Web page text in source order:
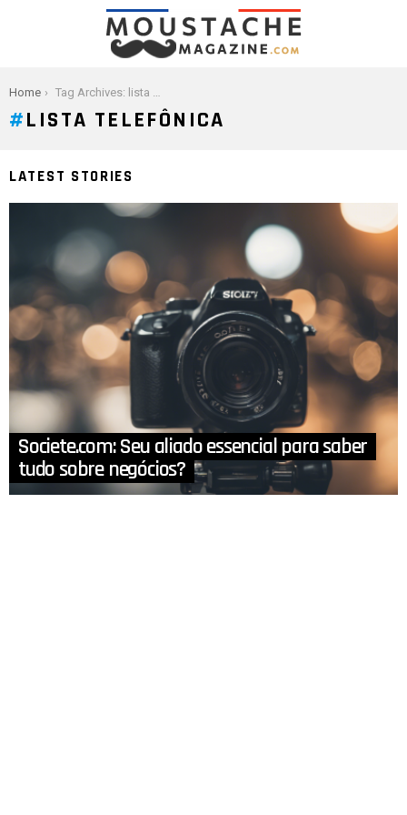
You are here:
Home Tag Archives: lista telefônica
LISTA TELEFÔNICA
LATEST STORIES
Societe.com: Seu aliado essencial para saber
tudo sobre negócios?